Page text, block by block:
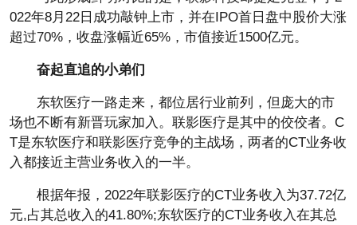
022年8月22日成功敲钟上市，并在IPO首日盘中股价大涨
超过70%，收盘涨幅近65%，市值接近1500亿元。
奋起直追的小弟们
东软医疗一路走来，都位居行业前列，但庞大的市
场也不断有新晋玩家加入。联影医疗是其中的佼佼者。C
T是东软医疗和联影医疗竞争的主战场，两者的CT业务收
入都接近主营业务收入的一半。
根据年报，2022年联影医疗的CT业务收入为37.72亿
元,占其总收入的41.80%;东软医疗的CT业务收入在其总